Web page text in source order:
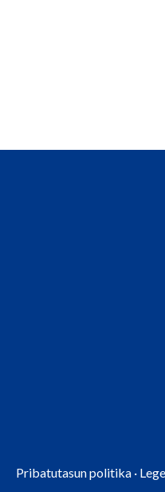
Pribatutasun politika ·